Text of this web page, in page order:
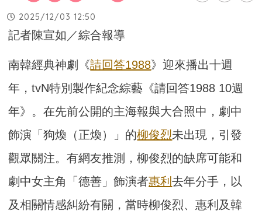
2025/12/03 12:50
記者陳宣如／綜合報導
南韓經典神劇《請回答1988》迎來播出十週
年，tvN特別製作紀念綜藝《請回答1988 10週
年》。在先前公開的主海報與大合照中，劇中
飾演「狗煥（正煥）」的柳俊烈未出現，引發
觀眾關注。有網友推測，柳俊烈的缺席可能和
劇中女主角「德善」飾演者惠利去年分手，以
及相關情感糾紛有關，當時柳俊烈、惠利及韓